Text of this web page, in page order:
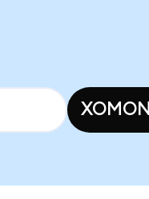
XOMON